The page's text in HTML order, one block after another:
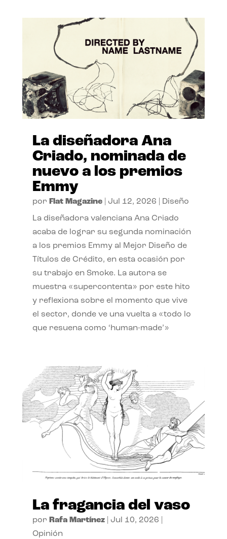
La diseñadora Ana
Criado, nominada de
nuevo a los premios
Emmy
por Flat Magazine| Jul 12, 2026 Diseño
La diseñadora valenciana Ana Criado
acaba de lograr su segunda nominación
a los premios Emmy al Mejor Diseño de
Títulos de Crédito, en esta ocasión por
su trabajo en Smoke. La autora se
muestra «supercontenta» por este hito
y reflexiona sobre el momento que vive
el sector, donde ve una vuelta a «todo lo
que resuena como ‘human-made’»
La fragancia del vaso
por Rafa Martínez| Jul 10, 2026
Opinión